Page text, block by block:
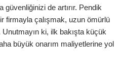
güvenliğinizi de artırır. Pendik
firmayla çalışmak, uzun ömürlü
ki, ilk bakışta küçük
büyük onarım maliyetlerine yol